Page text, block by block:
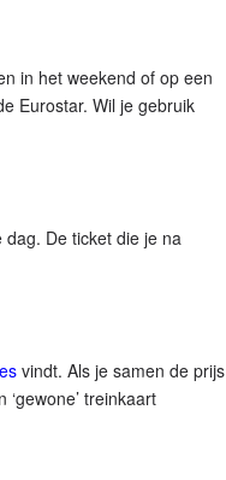
in het weekend of op een
Eurostar. Wil je gebruik
De ticket die je na
vindt. Als je samen de prijs
treinkaart